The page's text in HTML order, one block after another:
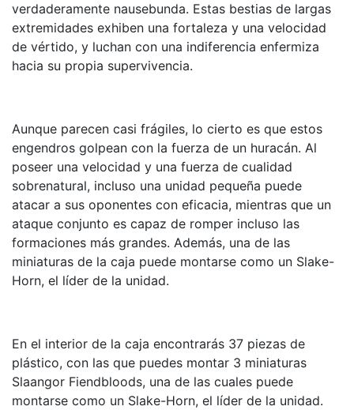
verdaderamente nausebunda. Estas bestias de largas
extremidades exhiben una fortaleza y una velocidad
de vértido, y luchan con una indiferencia enfermiza
hacia su propia supervivencia.
Aunque parecen casi frágiles, lo cierto es que estos
engendros golpean con la fuerza de un huracán. Al
poseer una velocidad y una fuerza de cualidad
sobrenatural, incluso una unidad pequeña puede
atacar a sus oponentes con eficacia, mientras que un
ataque conjunto es capaz de romper incluso las
formaciones más grandes. Además, una de las
miniaturas de la caja puede montarse como un Slake-
Horn, el líder de la unidad.
En el interior de la caja encontrarás 37 piezas de
plástico, con las que puedes montar 3 miniaturas
Slaangor Fiendbloods, una de las cuales puede
montarse como un Slake-Horn, el líder de la unidad.